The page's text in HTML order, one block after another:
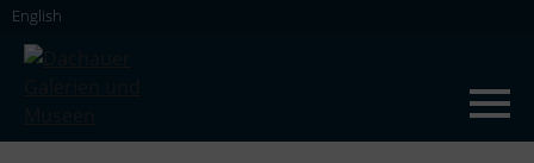
Skip
content
English